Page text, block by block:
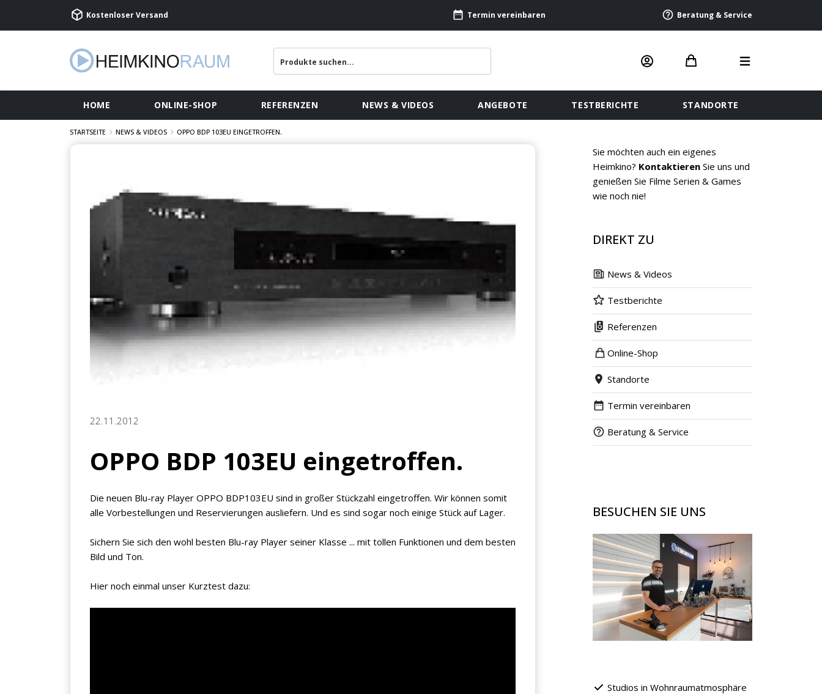
Kostenloser Versand Termin vereinbaren Beratung & Service
HOME ONLINE-SHOP REFERENZEN NEWS & VIDEOS ANGEBOTE TESTBERICHTE STANDORTE
STARTSEITE NEWS & VIDEOS OPPO BDP 103EU EINGETROFFEN.
22.11.2012
OPPO BDP 103EU eingetroffen.
Die neuen Blu-ray Player OPPO BDP103EU sind in großer Stückzahl eingetroffen. Wir können somit
alle Vorbestellungen und Reservierungen ausliefern. Und es sind sogar noch einige Stück auf Lager.
Sichern Sie sich den wohl besten Blu-ray Player seiner Klasse ... mit tollen Funktionen und dem besten
Bild und Ton.
Hier noch einmal unser Kurztest dazu:
Sie möchten auch ein eigenes
Heimkino? Kontaktieren Sie uns und
genießen Sie Filme Serien & Games
wie noch nie!
DIREKT ZU
News & Videos
Testberichte
Referenzen
Online-Shop
Standorte
Termin vereinbaren
Beratung & Service
BESUCHEN SIE UNS
Studios in Wohnraumatmosphäre